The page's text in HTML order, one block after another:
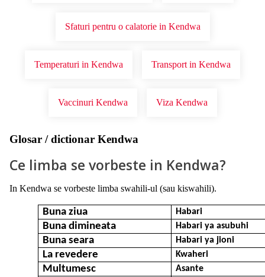
Sfaturi pentru o calatorie in Kendwa
Temperaturi in Kendwa Transport in Kendwa
Vaccinuri Kendwa Viza Kendwa
Glosar / dictionar Kendwa
Ce limba se vorbeste in Kendwa?
In Kendwa se vorbeste limba swahili-ul (sau kiswahili).
Buna ziua Habari
Buna dimineata Habari ya asubuhi
Buna seara Habari ya jioni
La revedere Kwaheri
Multumesc Asante